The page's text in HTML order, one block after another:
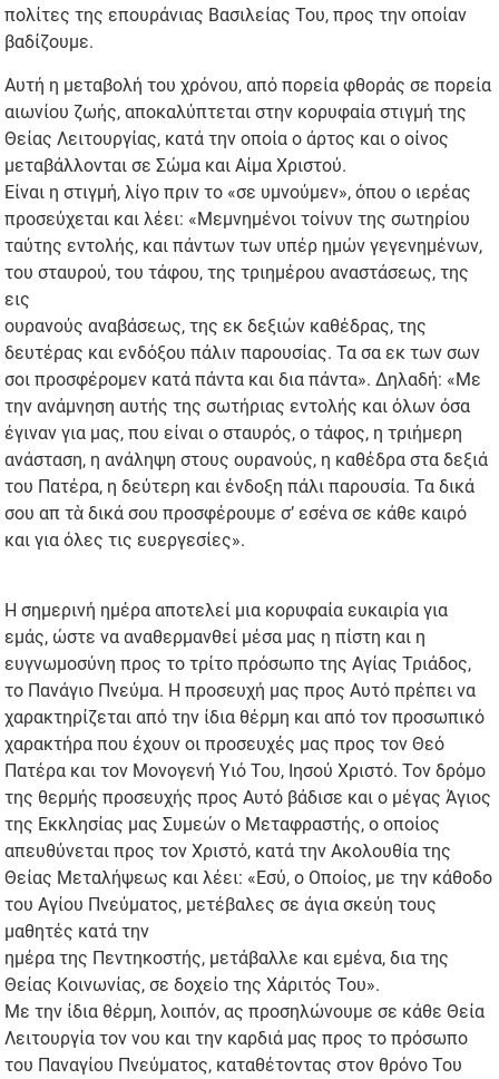
πολίτες της επουράνιας Βασιλείας Του, προς την οποίαν
βαδίζουμε.
Αυτή η μεταβολή του χρόνου, από πορεία φθοράς σε πορεία
αιωνίου ζωής, αποκαλύπτεται στην κορυφαία στιγμή της
Θείας Λειτουργίας, κατά την οποία ο άρτος και ο οίνος
μεταβάλλονται σε Σώμα και Αίμα Χριστού.
Είναι η στιγμή, λίγο πριν το «σε υμνούμεν», όπου ο ιερέας
προσεύχεται και λέει: «Μεμνημένοι τοίνυν της σωτηρίου
ταύτης εντολής, και πάντων των υπέρ ημών γεγενημένων,
του σταυρού, του τάφου, της τριημέρου αναστάσεως, της
εις
ουρανούς αναβάσεως, της εκ δεξιών καθέδρας, της
δευτέρας και ενδόξου πάλιν παρουσίας. Τα σα εκ των σων
σοι προσφέρομεν κατά πάντα και δια πάντα». Δηλαδή: «Με
την ανάμνηση αυτής της σωτήριας εντολής και όλων όσα
έγιναν για μας, που είναι ο σταυρός, ο τάφος, η τριήμερη
ανάσταση, η ανάληψη στους ουρανούς, η καθέδρα στα δεξιά
του Πατέρα, η δεύτερη και ένδοξη πάλι παρουσία. Τα δικά
σου απ τὰ δικά σου προσφέρουμε σ’ εσένα σε κάθε καιρό
και για όλες τις ευεργεσίες».
Η σημερινή ημέρα αποτελεί μια κορυφαία ευκαιρία για
εμάς, ώστε να αναθερμανθεί μέσα μας η πίστη και η
ευγνωμοσύνη προς το τρίτο πρόσωπο της Αγίας Τριάδος,
το Πανάγιο Πνεύμα. Η προσευχή μας προς Αυτό πρέπει να
χαρακτηρίζεται από την ίδια θέρμη και από τον προσωπικό
χαρακτήρα που έχουν οι προσευχές μας προς τον Θεό
Πατέρα και τον Μονογενή Υιό Του, Ιησού Χριστό. Τον δρόμο
της θερμής προσευχής προς Αυτό βάδισε και ο μέγας Άγιος
της Εκκλησίας μας Συμεών ο Μεταφραστής, ο οποίος
απευθύνεται προς τον Χριστό, κατά την Ακολουθία της
Θείας Μεταλήψεως και λέει: «Εσύ, ο Οποίος, με την κάθοδο
του Αγίου Πνεύματος, μετέβαλες σε άγια σκεύη τους
μαθητές κατά την
ημέρα της Πεντηκοστής, μετάβαλλε και εμένα, δια της
Θείας Κοινωνίας, σε δοχείο της Χάριτός Του».
Με την ίδια θέρμη, λοιπόν, ας προσηλώνουμε σε κάθε Θεία
Λειτουργία τον νου και την καρδιά μας προς το πρόσωπο
του Παναγίου Πνεύματος, καταθέτοντας στον θρόνο Του